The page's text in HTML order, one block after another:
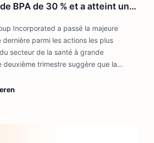
BPA de 30 % et a atteint un
?
Incorporated a passé la majeure
dernière parmi les actions les plus
secteur de la santé à grande
deuxième trimestre suggère que la